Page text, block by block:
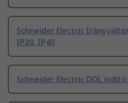
Schneider Electric
IP20, IP40
Schneider Electric DOL indító